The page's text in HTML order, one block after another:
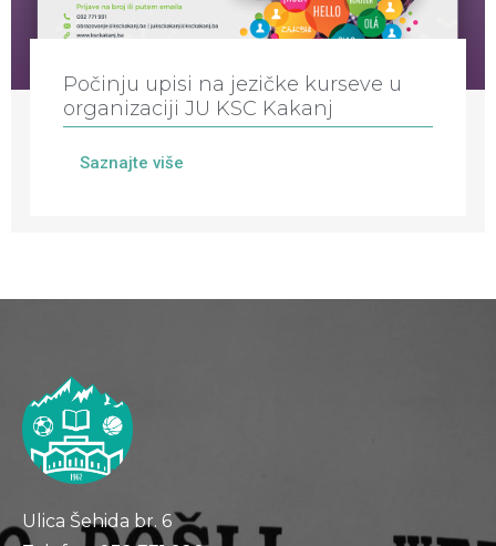
Počinju upisi na jezičke kurseve u
organizaciji JU KSC Kakanj
Saznajte više
Ulica Šehida br. 6